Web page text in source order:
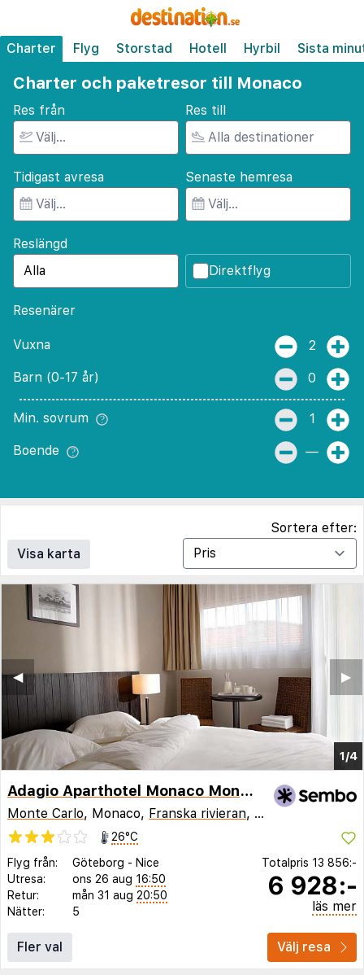
Charter Flyg Storstad Hotell Hyrbil Sista
Charter och paketresor till Monaco
Res från Res till
Tidigast avresa Senaste hemresa
Reslängd
Direktflyg
Resenärer
Vuxna 2
Barn (0-17 år) 0
Min. sovrum 1
Boende —
Visa karta
Sortera efter:
1/4
▶︎
◀︎
Adagio Aparthotel Monaco Monte Cristo
Monte Carlo, Monaco, Franska rivieran, Frankrike
26°C
Flyg från:
Göteborg - Nice
Utresa:
ons 26 aug 16:50
Retur:
mån 31 aug 20:50
Nätter:
5
Totalpris 13 856:-
6 928:-
läs mer
Fler val Välj resa